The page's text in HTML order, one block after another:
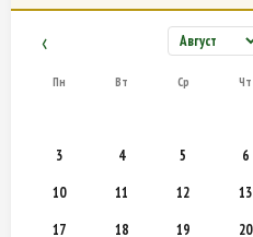
‹
Пн Вт Ср Чт
3
4 5 6
10
11 12 13
17
18 19 20